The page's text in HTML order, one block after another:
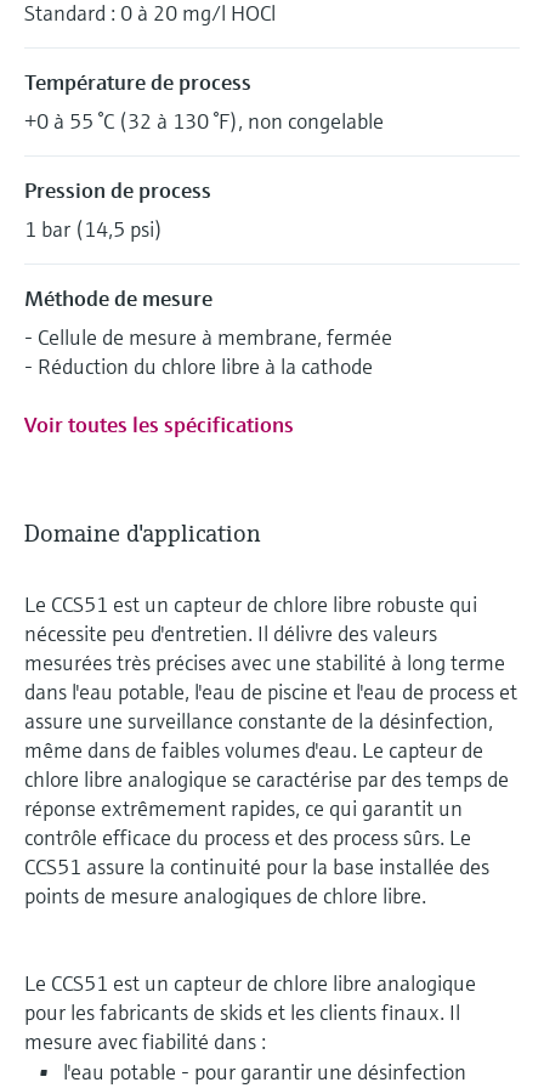
Standard : 0 à 20 mg/l HOCl
Température de process
+0 à 55 °C (32 à 130 °F), non congelable
Pression de process
1 bar (14,5 psi)
Méthode de mesure
- Cellule de mesure à membrane, fermée
- Réduction du chlore libre à la cathode
Voir toutes les spécifications
Domaine d'application
Le CCS51 est un capteur de chlore libre robuste qui
nécessite peu d'entretien. Il délivre des valeurs
mesurées très précises avec une stabilité à long terme
dans l'eau potable, l'eau de piscine et l'eau de process et
assure une surveillance constante de la désinfection,
même dans de faibles volumes d'eau. Le capteur de
chlore libre analogique se caractérise par des temps de
réponse extrêmement rapides, ce qui garantit un
contrôle efficace du process et des process sûrs. Le
CCS51 assure la continuité pour la base installée des
points de mesure analogiques de chlore libre.
Le CCS51 est un capteur de chlore libre analogique
pour les fabricants de skids et les clients finaux. Il
mesure avec fiabilité dans :
l'eau potable - pour garantir une désinfection